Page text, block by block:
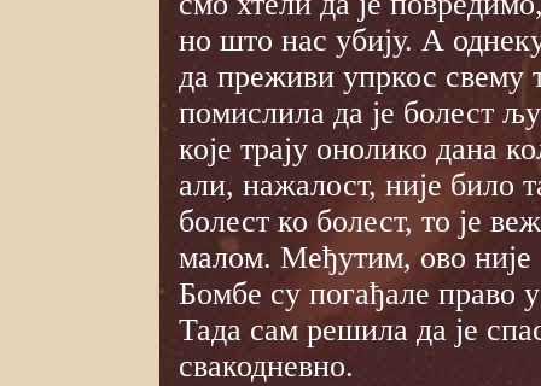
но што нас убију. А
да преживи упркос
помислила да је болест
које трају онолико дана
али, нажалост, није било
болест ко болест, то је
малом. Међутим, ово није
Бомбе су погађале право
Тада сам решила да је
свакодневно.